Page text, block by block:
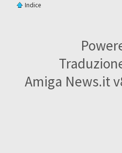
Indice
Amiga News.it